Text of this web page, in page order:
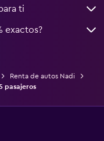
ti
exactos?
Renta de autos Nadi
pasajeros